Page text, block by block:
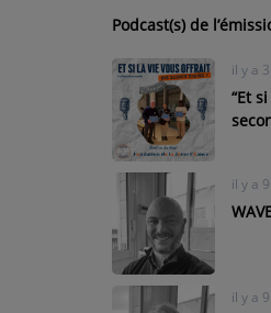
Podcast(s) de
il y a
“Et
il y a
il y a